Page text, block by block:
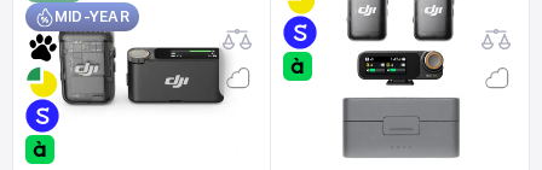
MID-YEAR